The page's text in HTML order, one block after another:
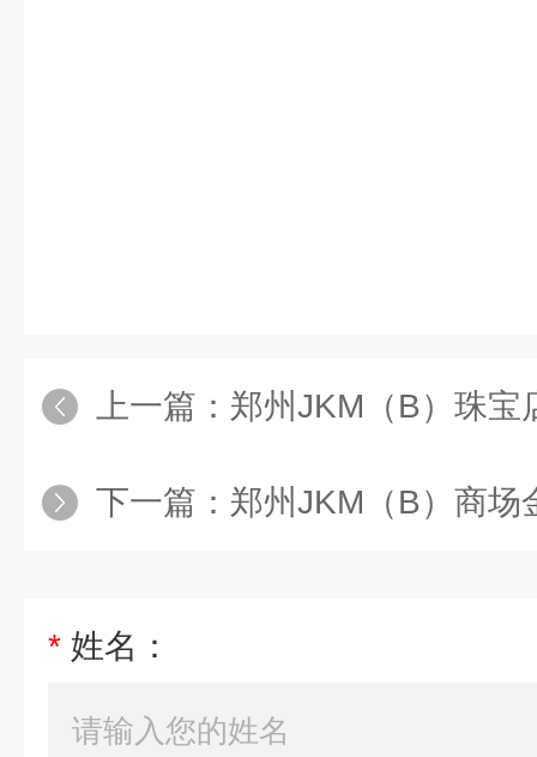
上一篇： 郑州JKM（B）珠宝
下一篇： 郑州JKM（B）商场
* 姓名：